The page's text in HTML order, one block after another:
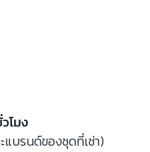
โมง
บรนด์ของชุดที่เช่า)